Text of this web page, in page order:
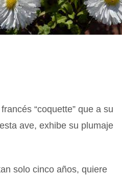
“coquette” que a su
ave, exhibe su plumaje
solo cinco años, quiere